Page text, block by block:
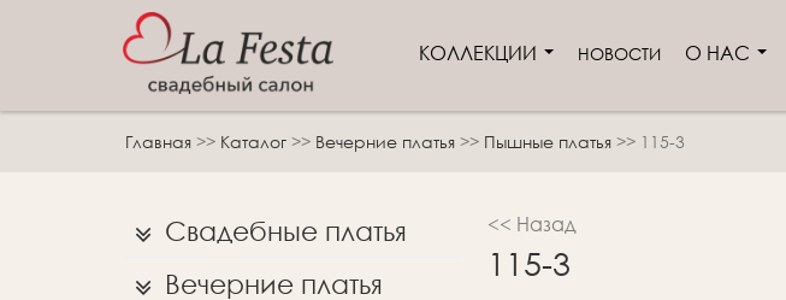
КОЛЛЕКЦИИ НОВОСТИ О НАС
Главная >> Каталог >> Вечерние платья >> Пышные платья >> 115-3
Свадебные платья
Вечерние платья
<< Назад
115-3